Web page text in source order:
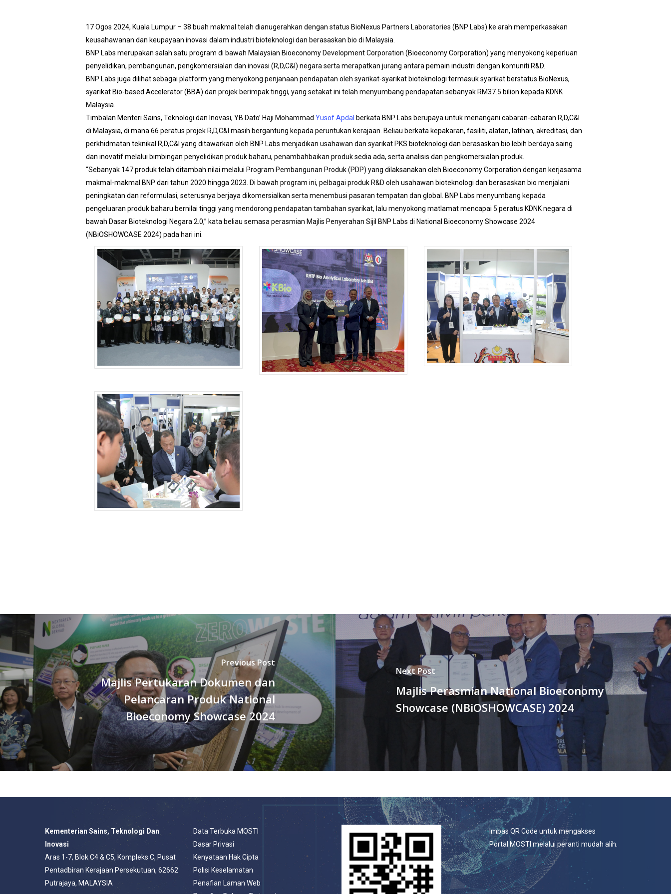
17 Ogos 2024, Kuala Lumpur – 38 buah makmal telah dianugerahkan dengan status BioNexus Partners Laboratories (BNP Labs) ke arah memperkasakan
keusahawanan dan keupayaan inovasi dalam industri bioteknologi dan berasaskan bio di Malaysia.
BNP Labs merupakan salah satu program di bawah Malaysian Bioeconomy Development Corporation (Bioeconomy Corporation) yang menyokong keperluan
penyelidikan, pembangunan, pengkomersialan dan inovasi (R,D,C&I) negara serta merapatkan jurang antara pemain industri dengan komuniti R&D.
BNP Labs juga dilihat sebagai platform yang menyokong penjanaan pendapatan oleh syarikat-syarikat bioteknologi termasuk syarikat berstatus BioNexus,
syarikat Bio-based Accelerator (BBA) dan projek berimpak tinggi, yang setakat ini telah menyumbang pendapatan sebanyak RM37.5 bilion kepada KDNK
Malaysia.
Timbalan Menteri Sains, Teknologi dan Inovasi, YB Dato’ Haji Mohammad Yusof Apdal berkata BNP Labs berupaya untuk menangani cabaran-cabaran R,D,C&I
di Malaysia, di mana 66 peratus projek R,D,C&I masih bergantung kepada peruntukan kerajaan. Beliau berkata kepakaran, fasiliti, alatan, latihan, akreditasi, dan
perkhidmatan teknikal R,D,C&I yang ditawarkan oleh BNP Labs menjadikan usahawan dan syarikat PKS bioteknologi dan berasaskan bio lebih berdaya saing
dan inovatif melalui bimbingan penyelidikan produk baharu, penambahbaikan produk sedia ada, serta analisis dan pengkomersialan produk.
“Sebanyak 147 produk telah ditambah nilai melalui Program Pembangunan Produk (PDP) yang dilaksanakan oleh Bioeconomy Corporation dengan kerjasama
makmal-makmal BNP dari tahun 2020 hingga 2023. Di bawah program ini, pelbagai produk R&D oleh usahawan bioteknologi dan berasaskan bio menjalani
peningkatan dan reformulasi, seterusnya berjaya dikomersialkan serta menembusi pasaran tempatan dan global. BNP Labs menyumbang kepada
pengeluaran produk baharu bernilai tinggi yang mendorong pendapatan tambahan syarikat, lalu menyokong matlamat mencapai 5 peratus KDNK negara di
bawah Dasar Bioteknologi Negara 2.0,” kata beliau semasa perasmian Majlis Penyerahan Sijil BNP Labs di National Bioeconomy Showcase 2024
(NBiOSHOWCASE 2024) pada hari ini.
Previous Post
Majlis Pertukaran Dokumen dan
Pelancaran Produk National
Bioeconomy Showcase 2024
Next Post
Majlis Perasmian National Bioeconomy
Showcase (NBiOSHOWCASE) 2024
Kementerian Sains, Teknologi Dan
Inovasi
Aras 1-7, Blok C4 & C5, Kompleks C, Pusat
Pentadbiran Kerajaan Persekutuan, 62662
Putrajaya, MALAYSIA
Data Terbuka MOSTI
Dasar Privasi
Kenyataan Hak Cipta
Polisi Keselamatan
Penafian Laman Web
Imbas QR Code untuk mengakses
Portal MOSTI melalui peranti mudah alih.